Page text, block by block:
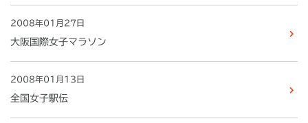
2008年01月27日
大阪国際女子マラソン
2008年01月13日
全国女子駅伝